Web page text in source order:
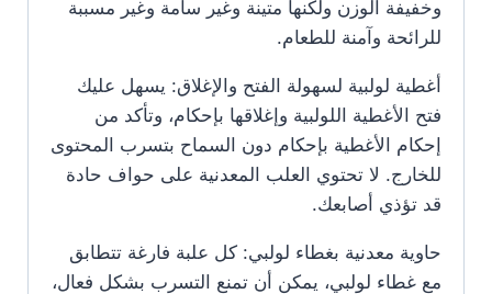
وخفيفة الوزن ولكنها متينة وغير سامة وغير مسببة
للرائحة وآمنة للطعام.
أغطية لولبية لسهولة الفتح والإغلاق: يسهل عليك
فتح الأغطية اللولبية وإغلاقها بإحكام، وتأكد من
إحكام الأغطية بإحكام دون السماح بتسرب المحتوى
للخارج. لا تحتوي العلب المعدنية على حواف حادة
قد تؤذي أصابعك.
حاوية معدنية بغطاء لولبي: كل علبة فارغة تتطابق
مع غطاء لولبي، يمكن أن تمنع التسرب بشكل فعال،